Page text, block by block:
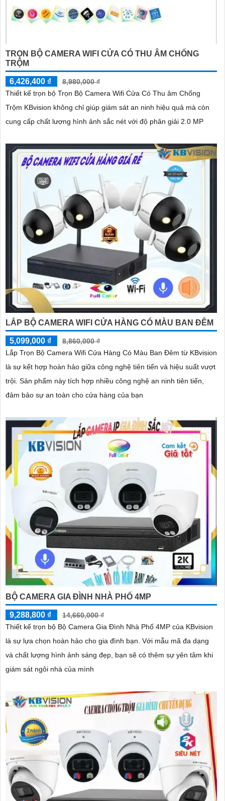
TRỌN BỘ CAMERA WIFI CỬA CÓ THU ÂM CHỐNG
TRỘM
6,426,400 ₫
8,980,000 ₫
Thiết kế trọn bộ Trọn Bộ Camera Wifi Cửa Có Thu âm Chống
Trộm KBvision không chỉ giúp giám sát an ninh hiệu quả mà còn
cung cấp chất lượng hình ảnh sắc nét với độ phân giải 2.0 MP
LẮP BỘ CAMERA WIFI CỬA HÀNG CÓ MÀU BAN ĐÊM
5,099,000 ₫
8,860,000 ₫
Lắp Trọn Bộ Camera Wifi Cửa Hàng Có Màu Ban Đêm từ KBvision
là sự kết hợp hoàn hảo giữa công nghệ tiên tiến và hiệu suất vượt
trội. Sản phẩm này tích hợp nhiều công nghệ an ninh tiên tiến,
đảm bảo sự an toàn cho cửa hàng của bạn
BỘ CAMERA GIA ĐÌNH NHÀ PHỐ 4MP
9,288,800 ₫
14,660,000 ₫
Thiết kế trọn bộ Bộ Camera Gia Đình Nhà Phố 4MP của KBvision
là sự lựa chọn hoàn hảo cho gia đình bạn. Với mẫu mã đa dạng
và chất lượng hình ảnh sáng đẹp, bạn sẽ có thêm sự yên tâm khi
giám sát ngôi nhà của mình